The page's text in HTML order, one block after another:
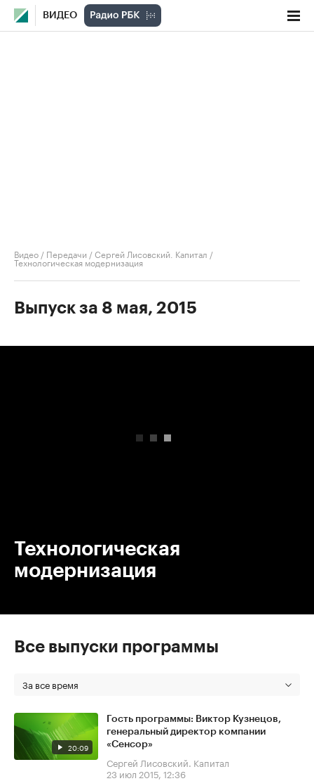
ВИДЕО
Видео / Передачи /Сергей Лисовский. Капитал /
Технологическая модернизация
Выпуск за 8 мая, 2015
Технологическая
модернизация
Все выпуски программы
За все время
20:09
Гость программы: Виктор Кузнецов,
генеральный директор компании
«Сенсор»
Сергей Лисовский. Капитал
23 июл 2015, 12:36